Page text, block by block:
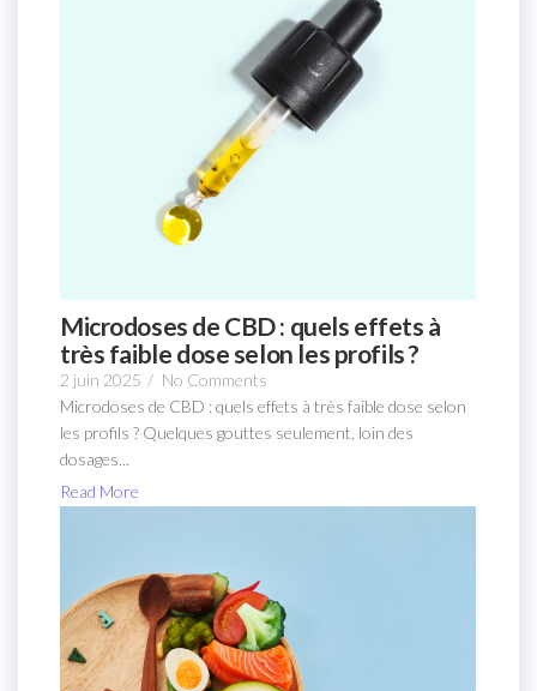
Microdoses de CBD : quels effets à
très faible dose selon les profils ?
2 juin 2025 / No Comments
Microdoses de CBD : quels effets à très faible dose selon
les profils ? Quelques gouttes seulement, loin des
dosages...
Read More